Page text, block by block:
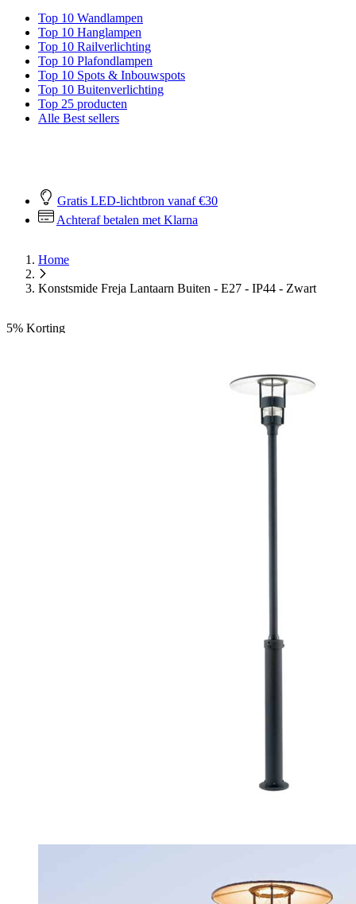
Top 10 Wandlampen
Top 10 Hanglampen
Top 10 Railverlichting
Top 10 Plafondlampen
Top 10 Spots & Inbouwspots
Top 10 Buitenverlichting
Top 25 producten
Alle Best sellers
Gratis LED-lichtbron vanaf €30
Achteraf betalen met Klarna
Home
Konstsmide Freja Lantaarn Buiten - E27 - IP44 - Zwart
5% Korting